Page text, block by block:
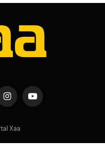
InstagramYouTube
Xaa